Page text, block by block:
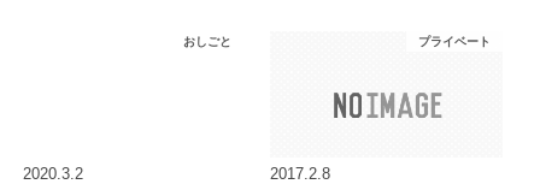
おしごと
2020.3.2
プライベート
2017.2.8